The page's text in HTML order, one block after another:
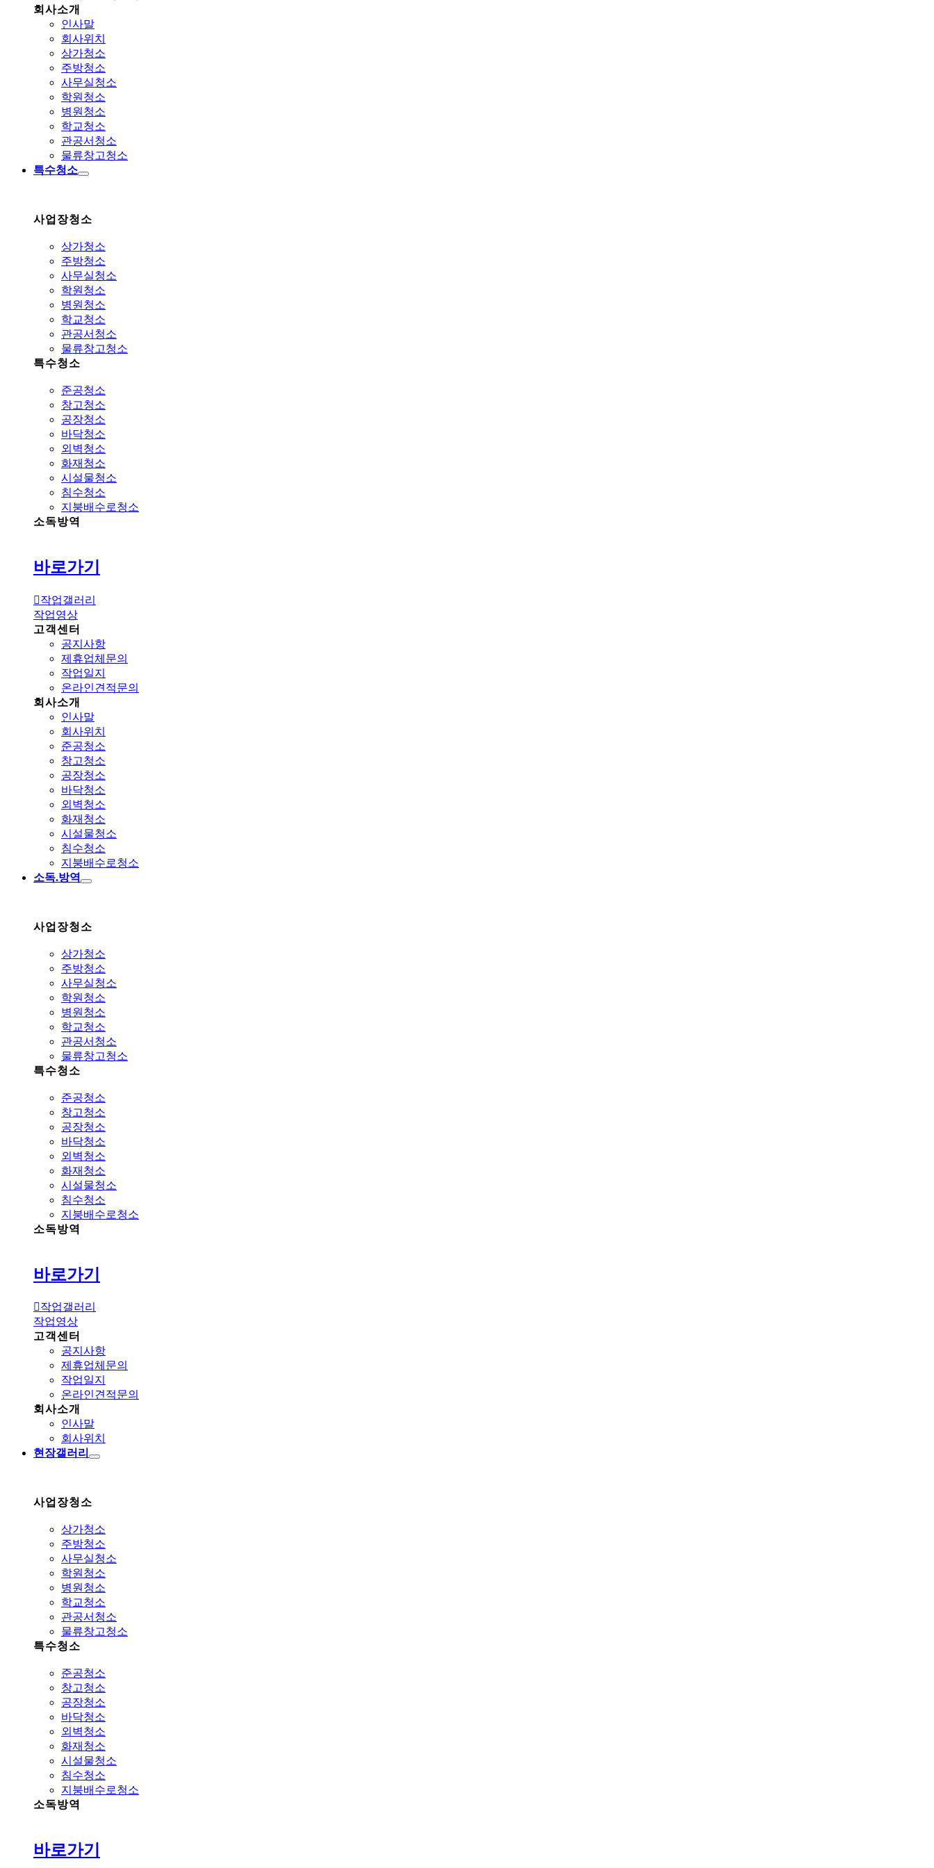
회사소개
인사말
회사위치
상가청소
주방청소
사무실청소
학원청소
병원청소
학교청소
관공서청소
물류창고청소
특수청소
사업장청소
상가청소
주방청소
사무실청소
학원청소
병원청소
학교청소
관공서청소
물류창고청소
특수청소
준공청소
창고청소
공장청소
바닥청소
외벽청소
화재청소
시설물청소
침수청소
지붕배수로청소
소독방역
바로가기
작업갤러리
작업영상
고객센터
공지사항
제휴업체문의
작업일지
온라인견적문의
회사소개
인사말
회사위치
준공청소
창고청소
공장청소
바닥청소
외벽청소
화재청소
시설물청소
침수청소
지붕배수로청소
소독.방역
사업장청소
상가청소
주방청소
사무실청소
학원청소
병원청소
학교청소
관공서청소
물류창고청소
특수청소
준공청소
창고청소
공장청소
바닥청소
외벽청소
화재청소
시설물청소
침수청소
지붕배수로청소
소독방역
바로가기
작업갤러리
작업영상
고객센터
공지사항
제휴업체문의
작업일지
온라인견적문의
회사소개
인사말
회사위치
현장갤러리
사업장청소
상가청소
주방청소
사무실청소
학원청소
병원청소
학교청소
관공서청소
물류창고청소
특수청소
준공청소
창고청소
공장청소
바닥청소
외벽청소
화재청소
시설물청소
침수청소
지붕배수로청소
소독방역
바로가기